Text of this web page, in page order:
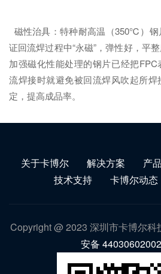
磁性治具：特种耐高温（350℃）钢
证回流焊过程中“永磁”，弹性好，平
加强磁化性能处理的钢片已经把
流焊接时就避免被回流焊风吹起所
定，提高成品率。
关于卡博尔 解决方案 产
技术支持
卡博尔动态
Copyright @ 2023 深圳市卡博尔科
安备